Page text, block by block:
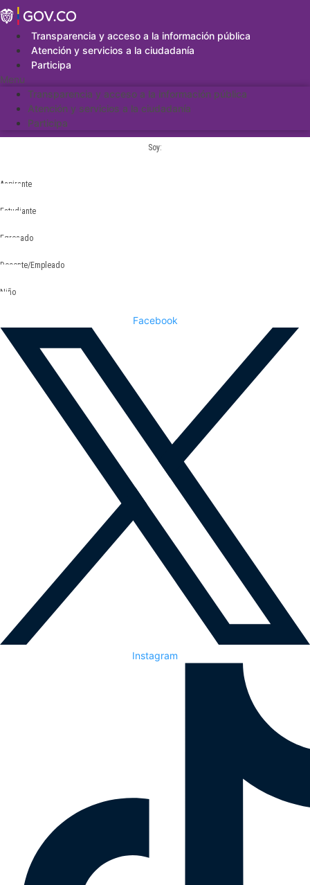
Saltar
al
contenidoTransparencia y acceso a la información pública
Atención y servicios a la ciudadanía
Participa
Menu
Transparencia y acceso a la información pública
Atención y servicios a la ciudadanía
Participa
Soy:
Aspirante
Estudiante
Egresado
Docente/Empleado
Niño
Facebook
Instagram